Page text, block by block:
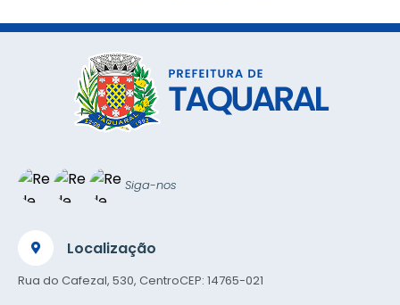
Siga-nos
Localização
Rua do Cafezal, 530, CentroCEP: 14765-021